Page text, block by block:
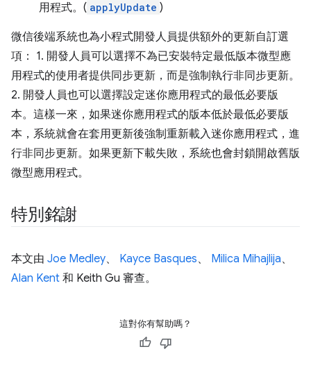
用程式。( applyUpdate )
微信後端系統也為小程式開發人員提供額外的更新自訂選
項： 1. 開發人員可以選擇不為已安裝特定最低版本微型應
用程式的使用者提供同步更新，而是強制執行非同步更新。
2. 開發人員也可以選擇設定迷你應用程式的最低必要版
本。這樣一來，如果迷你應用程式的版本低於最低必要版
本，系統就會在套用更新後強制重新載入迷你應用程式，進
行非同步更新。如果更新下載失敗，系統也會封鎖開啟舊版
微型應用程式。
特別銘謝
本文由 Joe Medley、 Kayce Basques、 Milica Mihajlija、
Alan Kent 和 Keith Gu 審查。
這對你有幫助嗎？